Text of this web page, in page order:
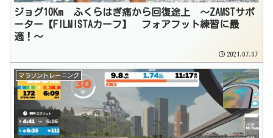
ジョグ10Km ふくらはぎ痛から回復途上 〜ZAMSTサポ
ーター【FILMISTAカーフ】 フォアフット練習に最
適！〜
2021.07.07
マラソントレーニング